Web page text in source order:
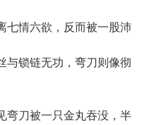
七情六欲，反而被一股沛
与锁链无功，弯刀则像彻
刀被一只金丸吞没，半